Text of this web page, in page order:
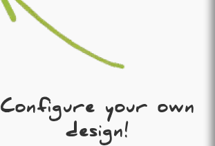
Configure your own
design!